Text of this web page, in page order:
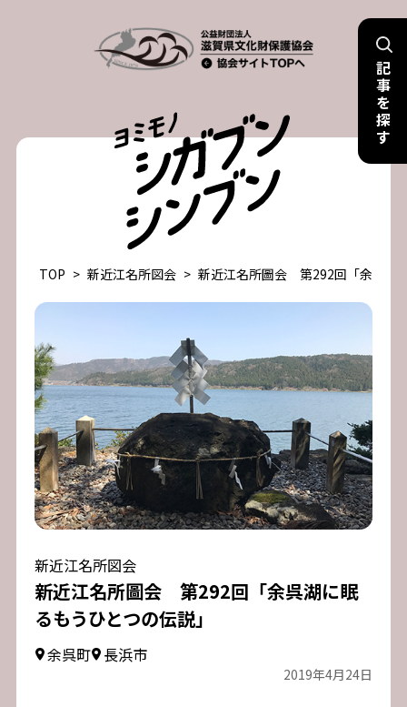
記
事
を
探
す
TOP > 新近江名所図会 > 新近江名所圖会 第292回「余呉湖
新近江名所図会
新近江名所圖会 第292回「余呉湖に眠
るもうひとつの伝説」
余呉町 長浜市
2019年4月24日